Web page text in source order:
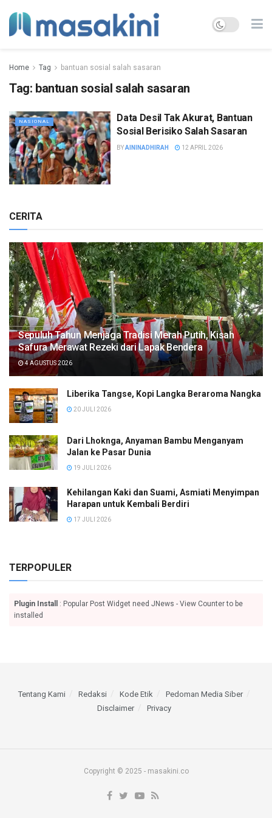
Home Tag bantuan sosial salah sasaran
Tag: bantuan sosial salah sasaran
NASIONAL
Data Desil Tak Akurat, Bantuan
Sosial Berisiko Salah Sasaran
BYAININADHIRAH 12 APRIL 2026
CERITA
Sepuluh Tahun Menjaga Tradisi Merah Putih, Kisah
Safura Merawat Rezeki dari Lapak Bendera
4 AGUSTUS 2026
Liberika Tangse, Kopi Langka Beraroma Nangka
20 JULI 2026
Dari Lhoknga, Anyaman Bambu Menganyam
Jalan ke Pasar Dunia
19 JULI 2026
Kehilangan Kaki dan Suami, Asmiati Menyimpan
Harapan untuk Kembali Berdiri
17 JULI 2026
TERPOPULER
Plugin Install
: Popular Post Widget need JNews - View Counter to be
installed
Tentang Kami Redaksi Kode Etik
Pedoman Media Siber
Disclaimer
Privacy
Copyright © 2025 - masakini.co